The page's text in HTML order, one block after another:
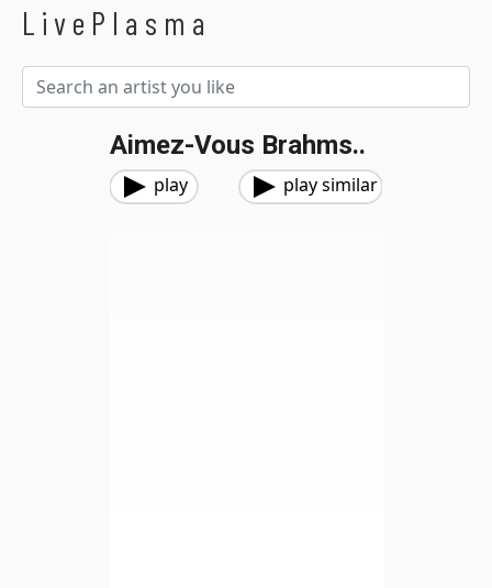
LivePlasma
Aimez-Vous Brahms..
play play similar